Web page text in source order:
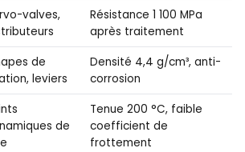
valves,
Résistance 1 100 MPa
après traitement
de
leviers
Densité 4,4 g/cm³, anti-
corrosion
de
Tenue 200 °C, faible
coefficient de
frottement